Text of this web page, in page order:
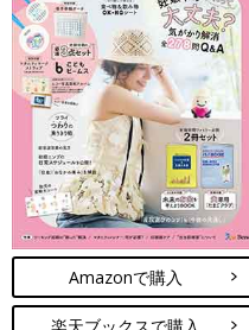
Amazonで購入